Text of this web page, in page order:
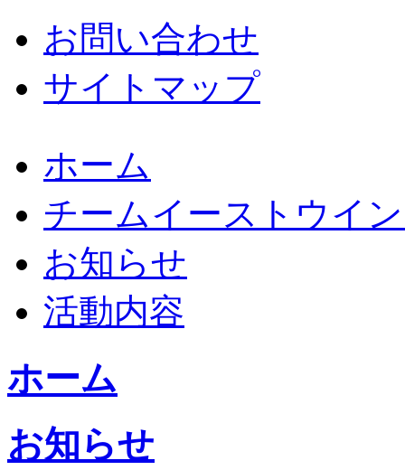
お問い合わせ
サイトマップ
ホーム
チームイーストウイ
お知らせ
活動内容
ホーム
お知らせ